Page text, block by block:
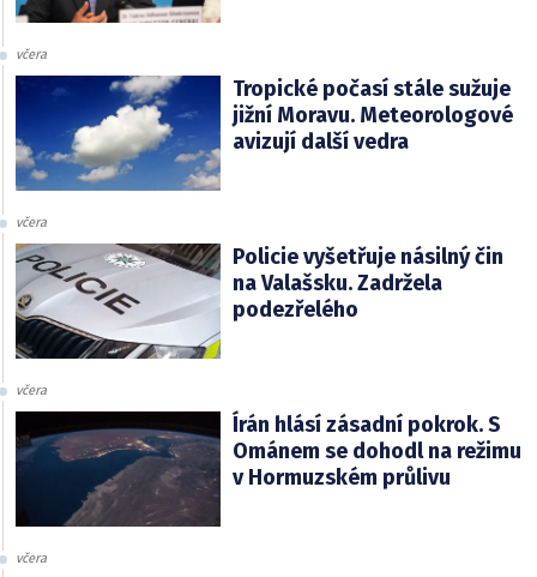
včera
Tropické počasí stále sužuje
jižní Moravu. Meteorologové
avizují další vedra
včera
Policie vyšetřuje násilný čin
na Valašsku. Zadržela
podezřelého
včera
Írán hlásí zásadní pokrok. S
Ománem se dohodl na režimu
v Hormuzském průlivu
včera